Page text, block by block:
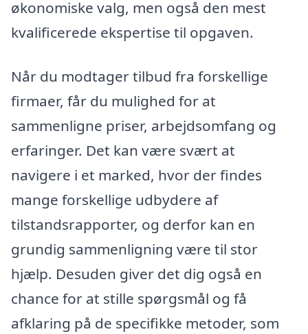
økonomiske valg, men også den mest
kvalificerede ekspertise til opgaven.
Når du modtager tilbud fra forskellige
firmaer, får du mulighed for at
sammenligne priser, arbejdsomfang og
erfaringer. Det kan være svært at
navigere i et marked, hvor der findes
mange forskellige udbydere af
tilstandsrapporter, og derfor kan en
grundig sammenligning være til stor
hjælp. Desuden giver det dig også en
chance for at stille spørgsmål og få
afklaring på de specifikke metoder, som